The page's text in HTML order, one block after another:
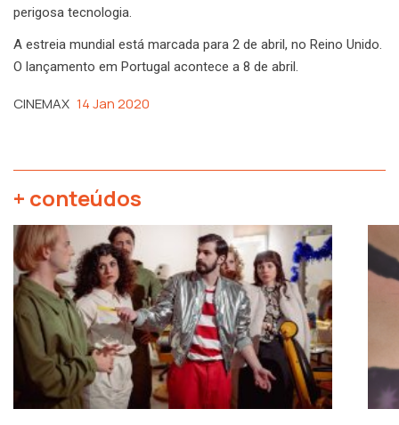
perigosa tecnologia.
A estreia mundial está marcada para 2 de abril, no Reino Unido.
O lançamento em Portugal acontece a 8 de abril.
CINEMAX 14 Jan 2020
+ conteúdos